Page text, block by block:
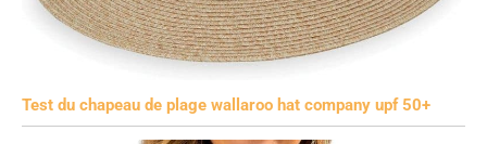
Test du chapeau de plage wallaroo hat company upf 50+